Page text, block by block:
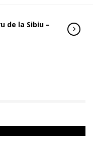
de la Sibiu –